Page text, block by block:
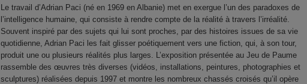
Le travail d’Adrian Paci (né en 1969 en Albanie) met en exergue l’un des paradoxes de
l’intelligence humaine, qui consiste à rendre compte de la réalité à travers l’irréalité.
Souvent inspiré par des sujets qui lui sont proches, par des histoires issues de sa vie
quotidienne, Adrian Paci les fait glisser poétiquement vers une fiction, qui, à son tour,
produit une ou plusieurs réalités plus larges. L’exposition présentée au Jeu de Paume
rassemble des œuvres très diverses (vidéos, installations, peintures, photographies et
sculptures) réalisées depuis 1997 et montre les nombreux chassés croisés qu’il opère